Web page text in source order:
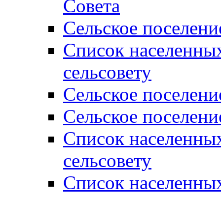
Совета
Сельское
Список
сельсовету
Сельское
Сельское
Список
сельсовету
Список